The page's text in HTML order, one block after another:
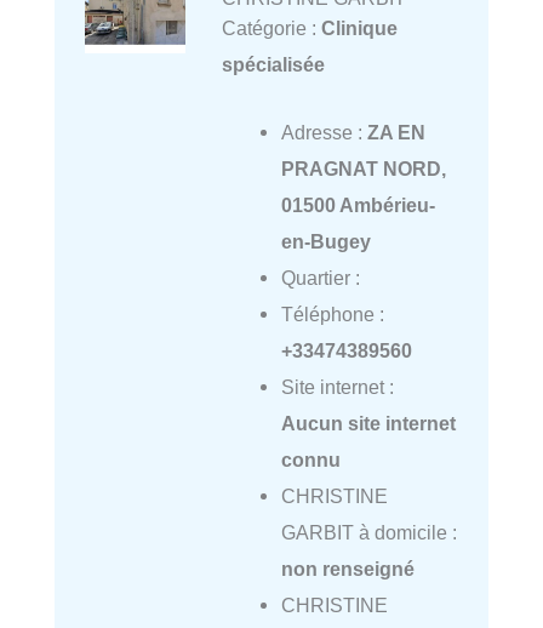
Catégorie : Clinique
spécialisée
Adresse : ZA EN
PRAGNAT NORD,
01500 Ambérieu-
en-Bugey
Quartier :
Téléphone :
+33474389560
Site internet :
Aucun site internet
connu
CHRISTINE
GARBIT à domicile :
non renseigné
CHRISTINE